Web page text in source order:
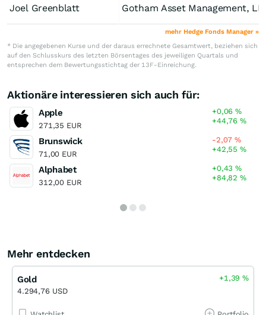
Joel Greenblatt Gotham Asset Management,
mehr Hedge Fonds Manager »
* Die angegebenen Kurse und der daraus errechnete Gesamtwert, beziehen sich
auf den Schlusskurs des letzten Börsentages des jeweiligen Quartals und
entsprechen dem Bewertungsstichtag der 13F-Einreichung.
Aktionäre interessieren sich auch für:
Apple
271,35 EUR
+0,06%
+44,76%
Brunswick
71,00 EUR
-2,07%
+42,55%
Alphabet
312,00 EUR
+0,43%
+84,82%
Mehr entdecken
Gold
4.294,76 USD
+1,39%